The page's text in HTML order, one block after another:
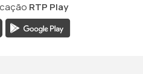
RTP Play